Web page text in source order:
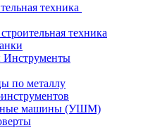
техника
техника
Инструменты
по металлу
машины (УШМ)